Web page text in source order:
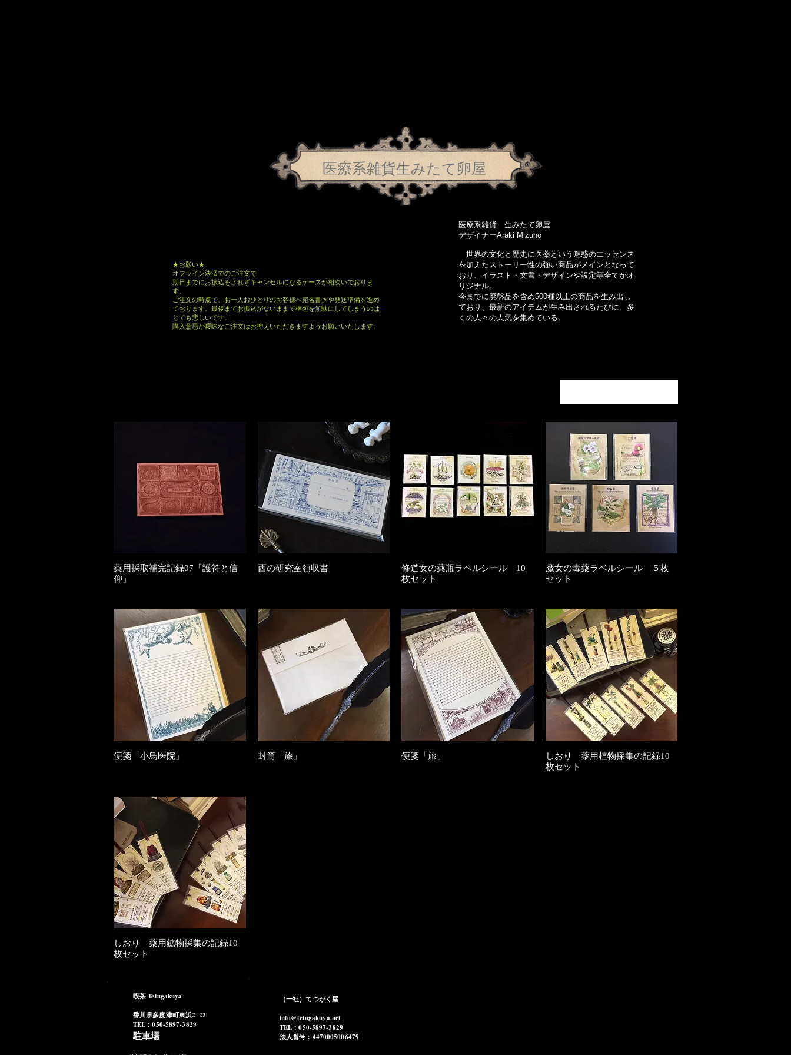
医療系雑貨​生みたて卵屋
★お願い★
オフライン決済でのご注文で
期日までにお振込をされずキャンセルになるケースが相次いでおりま
す。
ご注文の時点で、お一人おひとりのお客様へ宛名書きや発送準備を進め
ております。最後までお振込がないままで梱包を無駄にしてしまうのは
とても悲しいです。
購入意思が曖昧なご注文はお控えいただきますようお願いいたします。
医療系雑貨 生みたて卵屋
デザイナーAraki Mizuho​
世界の文化と歴史に医薬という魅惑のエッセンス
を加えたストーリー性の強い商品がメインとなって
おり、イラスト・文書・デザインや設定等全てがオ
リジナル。
今までに廃盤品を含め500種以上の商品を生み出し
ており、最新のアイテムが生み出されるたびに、多
くの人々の人気を集めている。
クイックビュー
薬用採取補完記録07「護符と信
仰」
クイックビュー
西の研究室領収書
クイックビュー
修道女の薬瓶ラベルシール 10
枚セット
クイックビュー
魔女の毒薬ラベルシール ５枚
セット
クイックビュー
便箋「小鳥医院」
クイックビュー
封筒「旅」
クイックビュー
便箋「旅」
クイックビュー
しおり 薬用植物採集の記録10
枚セット
クイックビュー
しおり 薬用鉱物採集の記録10
枚セット
喫茶 Tetugakuya
香川県多度津町東浜2−22
TEL：050-5897-3829
駐車場
（一社）てつがく屋
info@tetugakuya.net
TEL：050-5897-3829
法人番号：4470005006479